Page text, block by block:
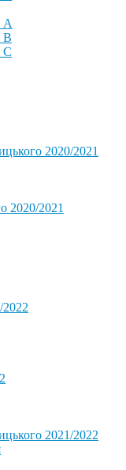
A
B
C
2020/2021
2020/2021
2022
2021/2022